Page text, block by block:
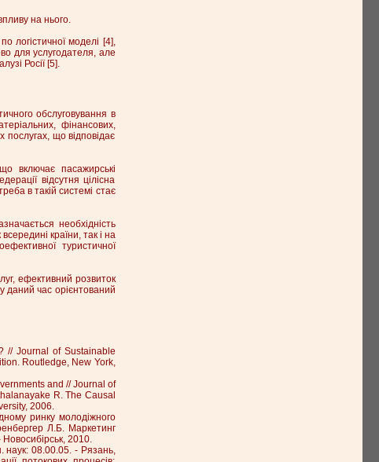
на нього.
логістичної моделі [4],
для услугодателя, але
Росії [5].
обслуговування в
фінансових,
послугах, що відповідає
включає пасажирські
відсутня цілісна
в такій системі стає
необхідність
країни, так і на
туристичної
ефективний розвиток
даний час орієнтований
// Journal of Sustainable
Routledge, New York,
and // Journal of
R. The Causal
2006.
ринку молодіжного
Л.Б. Маркетинг
2010.
наук: 08.00.05. - Рязань,